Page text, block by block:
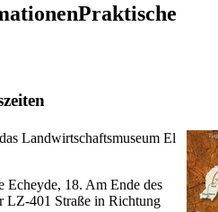
Praktische
Landwirtschaftsmuseum El
Echeyde, 18. Am Ende des
LZ-401 Straße in Richtung